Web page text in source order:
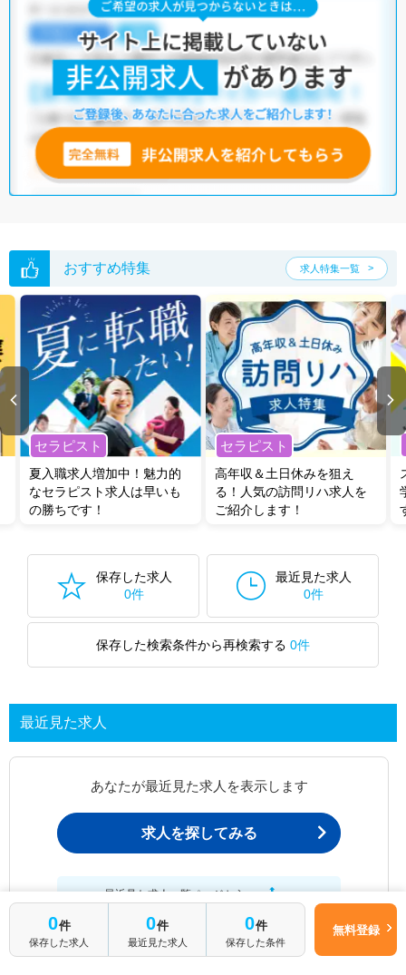
厚木市の言語聴覚士求人では以下のような条件が人気です。
土日祝休・積極採用中・ 新卒OK ・ 正社員(正職員)
クリニック・介護福祉施設・訪問リハビリ(在宅医療)・
・保育園 ・その他
他の条件でも人気の求人がございますので、「こだわり条件」から検索
いただくか、お気軽にお問い合わせください。
全国の言語聴覚士求人
無料転職支援サービス
にお申し込みいただくと、ご希望条件をヒアリン
グした上で求人をご提案いたします。
い。
おすすめ特集 求人特集一覧
セラピスト
夏入職求人増加中！魅力的
なセラピスト求人は早いも
の勝ちです！
セラピスト
高年収＆土日休みを狙え
る！人気の訪問リハ求人を
ご紹介します！
保存した求人
0件
最近見た求人
0件
保存した検索条件から再検索する 0件
最近見た求人
あなたが最近見た求人を表示します
求人を探してみる
最近見た求人一覧ページから、
0件
保存した求人
0件
最近見た求人
0件
保存した条件
無料登録